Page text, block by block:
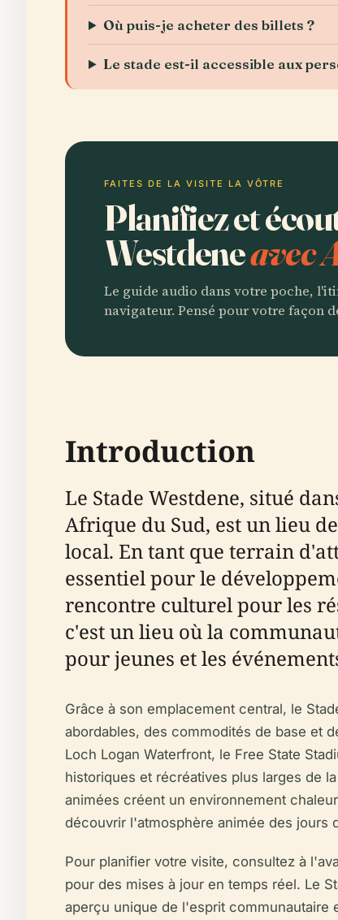
Où puis-je acheter des billets ?
Le stade est-il accessible aux
FAITES DE LA VISITE LA VÔTRE
Planifiez et
Westdeneavec
Le guide audio dans votre poche,
navigateur. Pensé pour votre façon
Introduction
Le Stade Westdene, situé
Afrique du Sud, est un lieu
local. En tant que terrain
essentiel pour le
rencontre culturel pour les
c'est un lieu où la
pour jeunes et les
Grâce à son emplacement central, le
abordables, des commodités de base et
Loch Logan Waterfront, le Free State
historiques et récréatives plus larges de
animées créent un environnement
découvrir l'atmosphère animée des jours
Pour planifier votre visite, consultez à
pour des mises à jour en temps réel. Le
aperçu unique de l'esprit